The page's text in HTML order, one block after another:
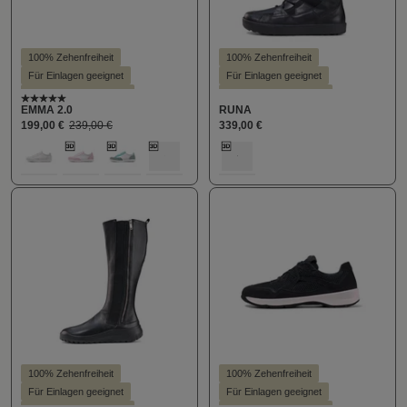
100% Zehenfreiheit
Für Einlagen geeignet
Hallux valgus geeignet
KäuferInnen Empfehlung
Leichter Einstieg
Schlanke Silhouette
Stil - Casual
Durchschnittliche Bewertung von 5 von 5 Sternen
EMMA 2.0
199,00 € 239,00 €
auswählen
301 307 324
100% Zehenfreiheit
Für Einlagen geeignet
Hohe Dämpfung
Leichter Einstieg
RUNA
339,00 €
Farbe
100% Zehenfreiheit
Für Einlagen geeignet
100% Zehenfreiheit
Für Einlagen geeignet